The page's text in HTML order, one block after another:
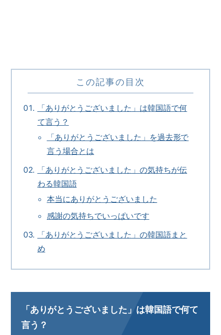
この記事の目次
「ありがとうございました」は韓国語で何
て言う？
「ありがとうございました」を過去形で
言う場合とは
「ありがとうございました」の気持ちが伝
わる韓国語
本当にありがとうございました
感謝の気持ちでいっぱいです
「ありがとうございました」の韓国語まと
め
「ありがとうございました」は韓国語で何て
言う？